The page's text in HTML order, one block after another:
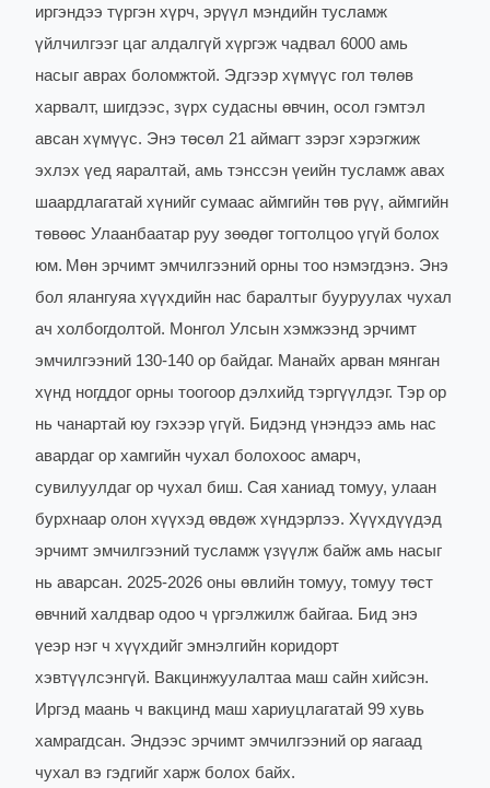
иргэндээ түргэн хүрч, эрүүл мэндийн тусламж
үйлчилгээг цаг алдалгүй хүргэж чадвал 6000 амь
насыг аврах боломжтой. Эдгээр хүмүүс гол төлөв
харвалт, шигдээс, зүрх судасны өвчин, осол гэмтэл
авсан хүмүүс. Энэ төсөл 21 аймагт зэрэг хэрэгжиж
эхлэх үед яаралтай, амь тэнссэн үеийн тусламж авах
шаардлагатай хүнийг сумаас аймгийн төв рүү, аймгийн
төвөөс Улаанбаатар руу зөөдөг тогтолцоо үгүй болох
юм. Мөн эрчимт эмчилгээний орны тоо нэмэгдэнэ. Энэ
бол ялангуяа хүүхдийн нас баралтыг бууруулах чухал
ач холбогдолтой. Монгол Улсын хэмжээнд эрчимт
эмчилгээний 130-140 ор байдаг. Манайх арван мянган
хүнд ногддог орны тоогоор дэлхийд тэргүүлдэг. Тэр ор
нь чанартай юу гэхээр үгүй. Бидэнд үнэндээ амь нас
авардаг ор хамгийн чухал болохоос амарч,
сувилуулдаг ор чухал биш. Сая ханиад томуу, улаан
бурхнаар олон хүүхэд өвдөж хүндэрлээ. Хүүхдүүдэд
эрчимт эмчилгээний тусламж үзүүлж байж амь насыг
нь аварсан. 2025-2026 оны өвлийн томуу, томуу төст
өвчний халдвар одоо ч үргэлжилж байгаа. Бид энэ
үеэр нэг ч хүүхдийг эмнэлгийн коридорт
хэвтүүлсэнгүй. Вакцинжуулалтаа маш сайн хийсэн.
Иргэд маань ч вакцинд маш хариуцлагатай 99 хувь
хамрагдсан. Эндээс эрчимт эмчилгээний ор яагаад
чухал вэ гэдгийг харж болох байх.